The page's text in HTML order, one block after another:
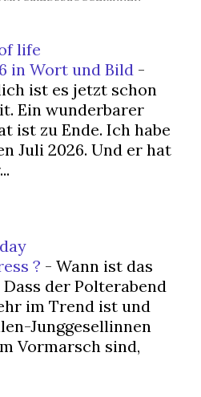
life
in Wort und Bild -
ist es jetzt schon
Ein wunderbarer
ist zu Ende. Ich habe
Juli 2026. Und er hat
? - Wann ist das
der Polterabend
im Trend ist und
Junggesellinnen
Vormarsch sind,